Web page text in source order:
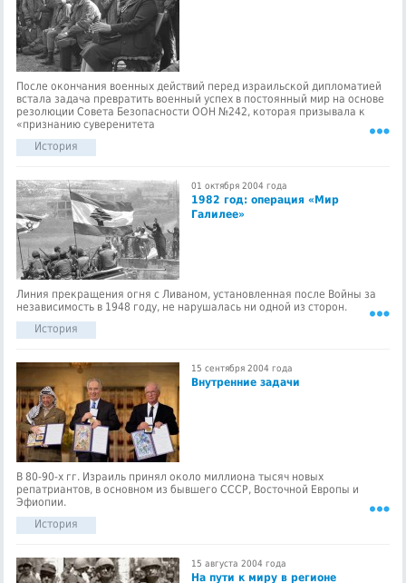
После окончания военных действий перед израильской дипломатией
встала задача превратить военный успех в постоянный мир на основе
резолюции Совета Безопасности ООН №242, которая призывала к
«признанию суверенитета
История
01 октября 2004 года
1982 год: операция «Мир
Галилее»
Линия прекращения огня с Ливаном, установленная после Войны за
независимость в 1948 году, не нарушалась ни одной из сторон.
История
15 сентября 2004 года
Внутренние задачи
В 80-90-х гг. Израиль принял около миллиона тысяч новых
репатриантов, в основном из бывшего СССР, Восточной Европы и
Эфиопии.
История
15 августа 2004 года
На пути к миру в регионе